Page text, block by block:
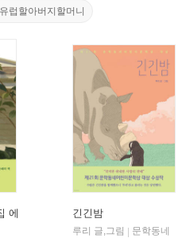
럽할아버지할머니
에
긴긴밤
루리 글,그림
문학동네